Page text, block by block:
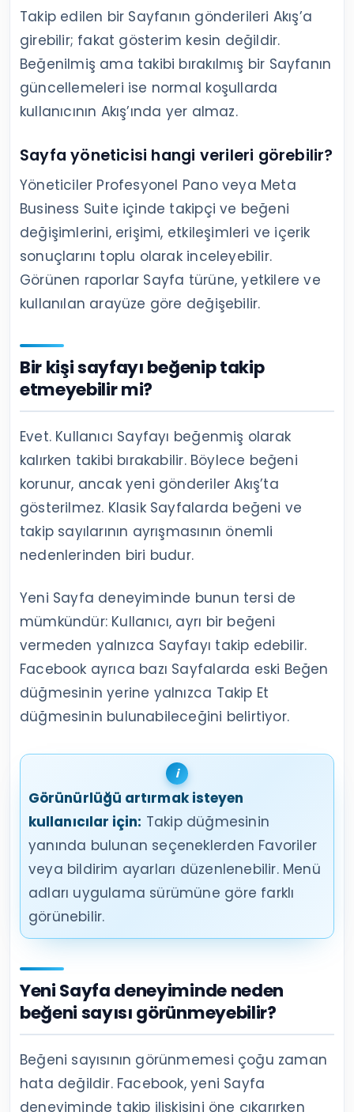
Takip edilen bir Sayfanın gönderileri Akış’a
girebilir; fakat gösterim kesin değildir.
Beğenilmiş ama takibi bırakılmış bir Sayfanın
güncellemeleri ise normal koşullarda
kullanıcının Akış’ında yer almaz.
Sayfa yöneticisi hangi verileri görebilir?
Yöneticiler Profesyonel Pano veya Meta
Business Suite içinde takipçi ve beğeni
değişimlerini, erişimi, etkileşimleri ve içerik
sonuçlarını toplu olarak inceleyebilir.
Görünen raporlar Sayfa türüne, yetkilere ve
kullanılan arayüze göre değişebilir.
Bir kişi sayfayı beğenip takip
etmeyebilir mi?
Evet. Kullanıcı Sayfayı beğenmiş olarak
kalırken takibi bırakabilir. Böylece beğeni
korunur, ancak yeni gönderiler Akış’ta
gösterilmez. Klasik Sayfalarda beğeni ve
takip sayılarının ayrışmasının önemli
nedenlerinden biri budur.
Yeni Sayfa deneyiminde bunun tersi de
mümkündür: Kullanıcı, ayrı bir beğeni
vermeden yalnızca Sayfayı takip edebilir.
Facebook ayrıca bazı Sayfalarda eski Beğen
düğmesinin yerine yalnızca Takip Et
düğmesinin bulunabileceğini belirtiyor.
Görünürlüğü artırmak isteyen
kullanıcılar için: Takip düğmesinin
yanında bulunan seçeneklerden Favoriler
veya bildirim ayarları düzenlenebilir. Menü
adları uygulama sürümüne göre farklı
görünebilir.
Yeni Sayfa deneyiminde neden
beğeni sayısı görünmeyebilir?
Beğeni sayısının görünmemesi çoğu zaman
hata değildir. Facebook, yeni Sayfa
deneyiminde takip ilişkisini öne çıkarırken